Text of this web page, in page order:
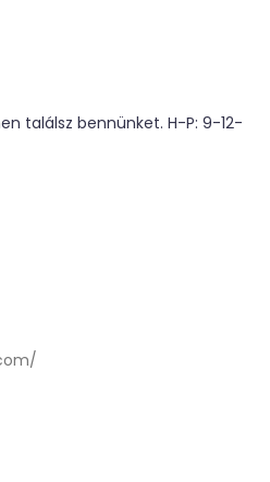
találsz bennünket. H-P: 9-12-